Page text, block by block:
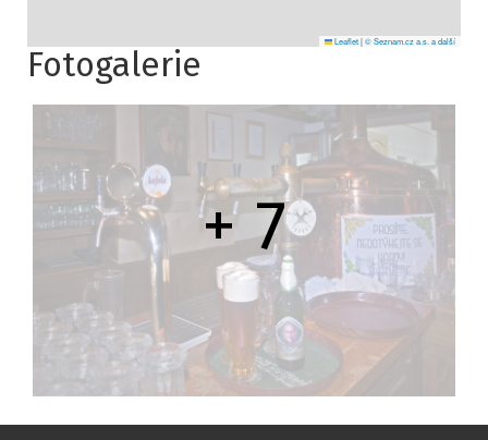
Leaflet|© Seznam.cz a.s. a další
Fotogalerie
+ 7